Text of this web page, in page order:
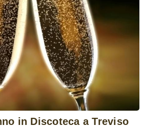
in Discoteca a Treviso